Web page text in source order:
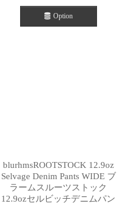
Option
blurhmsROOTSTOCK 12.9oz
Selvage Denim Pants WIDE ブ
ラームスルーツストック
12.9ozセルビッチデニムパン